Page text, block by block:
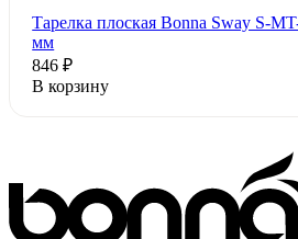
Тарелка плоская Bonna Sway S-
мм
846 ₽
В корзину